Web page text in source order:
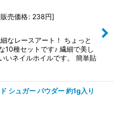
売価格: 238円]
なレースアート！ ちょっと
10種セットです♪ 繊細で美し
いネイルホイルです。 簡単貼
シュガー パウダー 約1g入り